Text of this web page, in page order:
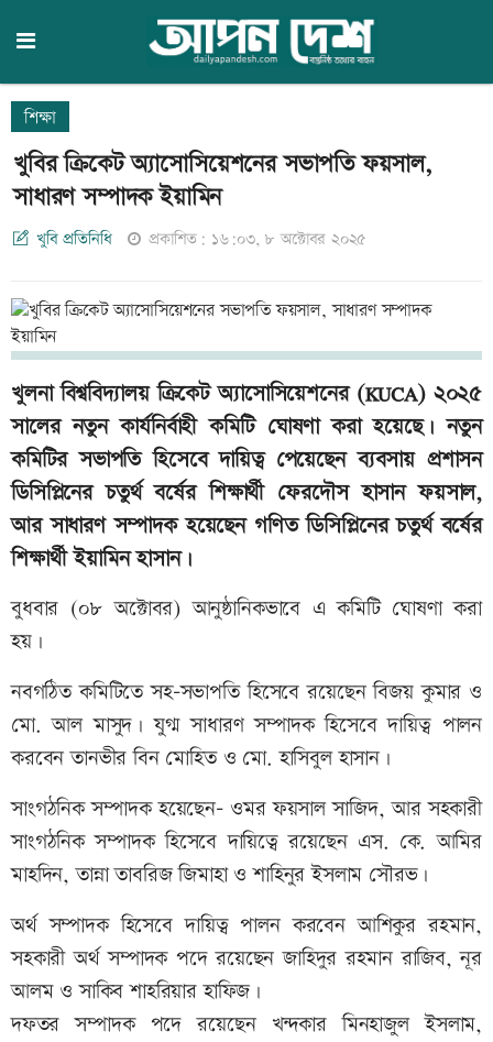
শিক্ষা
খুবির ক্রিকেট অ্যাসোসিয়েশনের সভাপতি ফয়সাল,
সাধারণ সম্পাদক ইয়ামিন
খুবি প্রতিনিধি প্রকাশিত: ১৬:০৩, ৮ অক্টোবর ২০২৫
খুলনা বিশ্ববিদ্যালয় ক্রিকেট অ্যাসোসিয়েশনের (KUCA) ২০২৫
সালের নতুন কার্যনির্বাহী কমিটি ঘোষণা করা হয়েছে। নতুন
কমিটির সভাপতি হিসেবে দায়িত্ব পেয়েছেন ব্যবসায় প্রশাসন
ডিসিপ্লিনের চতুর্থ বর্ষের শিক্ষার্থী ফেরদৌস হাসান ফয়সাল,
আর সাধারণ সম্পাদক হয়েছেন গণিত ডিসিপ্লিনের চতুর্থ বর্ষের
শিক্ষার্থী ইয়ামিন হাসান।
বুধবার (০৮ অক্টোবর) আনুষ্ঠানিকভাবে এ কমিটি ঘোষণা করা
হয়।
নবগঠিত কমিটিতে সহ-সভাপতি হিসেবে রয়েছেন বিজয় কুমার ও
মো. আল মাসুদ। যুগ্ম সাধারণ সম্পাদক হিসেবে দায়িত্ব পালন
করবেন তানভীর বিন মোহিত ও মো. হাসিবুল হাসান।
সাংগঠনিক সম্পাদক হয়েছেন- ওমর ফয়সাল সাজিদ, আর সহকারী
সাংগঠনিক সম্পাদক হিসেবে দায়িত্বে রয়েছেন এস. কে. আমির
মাহদিন, তান্না তাবরিজ জিমাহা ও শাহিনুর ইসলাম সৌরভ।
অর্থ সম্পাদক হিসেবে দায়িত্ব পালন করবেন আশিকুর রহমান,
সহকারী অর্থ সম্পাদক পদে রয়েছেন জাহিদুর রহমান রাজিব, নূর
আলম ও সাকিব শাহরিয়ার হাফিজ।
দফতর সম্পাদক পদে রয়েছেন খন্দকার মিনহাজুল ইসলাম,